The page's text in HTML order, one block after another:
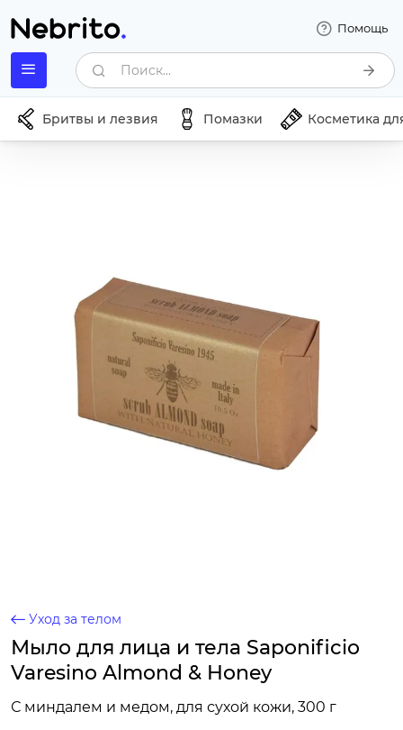
Помощь
Поиск...
Бритвы и лезвия Помазки Косметика
Уход за телом
Мыло для лица и тела Saponificio
Varesino Almond & Honey
С миндалем и медом, для сухой кожи, 300 г